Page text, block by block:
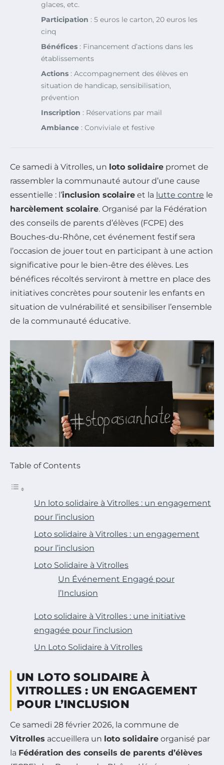
glaces, etc.
Participation : 5 euros le carton, 20 euros les
cinq
Bénéfices : Financement d’actions dans les
établissements
Actions : Accompagnement des élèves en
situation de handicap, sensibilisation,
prévention
Inscription : Réservations par mail
Ambiance : Conviviale et festive
Ce samedi à Vitrolles, un loto solidaire promet de
rassembler la communauté autour d’une cause
essentielle : l’inclusion scolaire et la lutte contre le
harcèlement scolaire. Organisé par la Fédération
des conseils de parents d’élèves (FCPE) des
Bouches-du-Rhône, cet événement festif sera
l’occasion de jouer tout en participant à une action
significative pour le bien-être des élèves. Les
bénéfices récoltés serviront à mettre en place des
initiatives concrètes pour soutenir les enfants en
situation de vulnérabilité et sensibiliser l’ensemble
de la communauté éducative.
Table of Contents
Un loto solidaire à Vitrolles : un engagement
pour l’inclusion
Loto solidaire à Vitrolles : un engagement
pour l’inclusion
Loto Solidaire à Vitrolles
Un Événement Engagé pour
l’Inclusion
Loto solidaire à Vitrolles : une initiative
engagée pour l’inclusion
Un Loto Solidaire à Vitrolles
UN LOTO SOLIDAIRE À
VITROLLES : UN ENGAGEMENT
POUR L’INCLUSION
Ce samedi 28 février 2026, la commune de
Vitrolles accueillera un loto solidaire organisé par
la Fédération des conseils de parents d’élèves